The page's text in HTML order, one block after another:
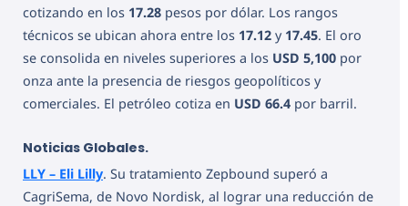
cotizando en los 17.28 pesos por dólar. Los rangos
técnicos se ubican ahora entre los 17.12 y 17.45. El oro
se consolida en niveles superiores a los USD 5,100 por
onza ante la presencia de riesgos geopolíticos y
comerciales. El petróleo cotiza en USD 66.4 por barril.
Noticias Globales.
LLY – Eli Lilly. Su tratamiento Zepbound superó a
CagriSema, de Novo Nordisk, al lograr una reducción de